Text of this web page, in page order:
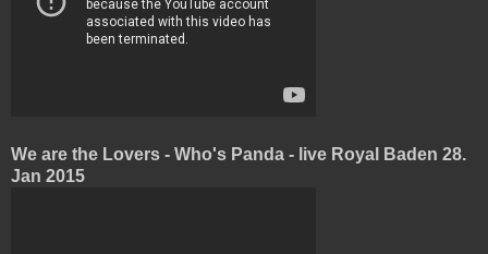
We are the Lovers - Who's Panda - live Royal Baden 28.
Jan 2015